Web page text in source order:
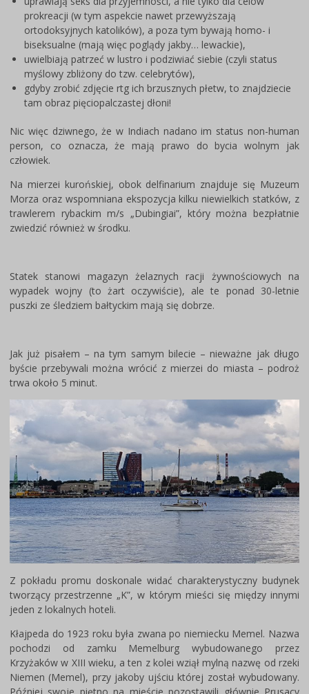
prokreacji (w tym aspekcie nawet przewyższają
ortodoksyjnych katolików), a poza tym bywają homo- i
biseksualne (mają więc poglądy jakby… lewackie),
uwielbiają patrzeć w lustro i podziwiać siebie (czyli status
myślowy zbliżony do tzw. celebrytów),
gdyby zrobić zdjęcie rtg ich brzusznych płetw, to znajdziecie
tam obraz pięciopalczastej dłoni!
Nic więc dziwnego, że w Indiach nadano im status non-human
person, co oznacza, że mają prawo do bycia wolnym jak
człowiek.
Na mierzei kurońskiej, obok delfinarium znajduje się Muzeum
Morza oraz wspomniana ekspozycja kilku niewielkich statków, z
trawlerem rybackim m/s „Dubingiai”, który można bezpłatnie
zwiedzić również w środku.
Statek stanowi magazyn żelaznych racji żywnościowych na
wypadek wojny (to żart oczywiście), ale te ponad 30-letnie
puszki ze śledziem bałtyckim mają się dobrze.
Jak już pisałem – na tym samym bilecie – nieważne jak długo
byście przebywali można wrócić z mierzei do miasta – podroż
trwa około 5 minut.
Z pokładu promu doskonale widać charakterystyczny budynek
tworzący przestrzenne „K”, w którym mieści się między innymi
jeden z lokalnych hoteli.
Kłajpeda do 1923 roku była zwana po niemiecku Memel. Nazwa
pochodzi od zamku Memelburg wybudowanego przez
Krzyżaków w XIII wieku, a ten z kolei wziął mylną nazwę od rzeki
Niemen (Memel), przy jakoby ujściu której został wybudowany.
Później swoje piętno na mieście pozostawili głównie Prusacy